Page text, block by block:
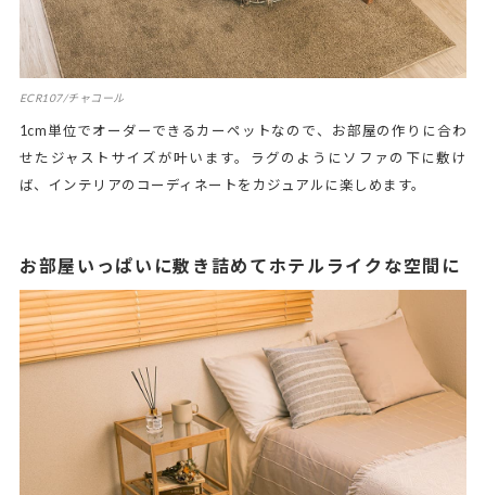
ECR107/チャコール
1cm単位でオーダーできるカーペットなので、お部屋の作りに合わ
せたジャストサイズが叶います。ラグのようにソファの下に敷け
ば、インテリアのコーディネートをカジュアルに楽しめます。
お部屋いっぱいに敷き詰めてホテルライクな空間に